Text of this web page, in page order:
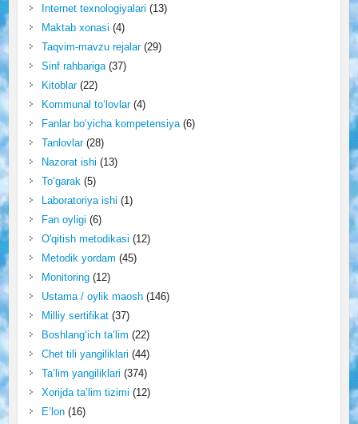
Internet texnologiyalari (13)
Maktab xonasi (4)
Taqvim-mavzu rejalar(29)
Sinf rahbariga(37)
Kitoblar(22)
Kommunal to‘lovlar(4)
Fanlar bo‘yicha kompetensiya(6)
Tanlovlar(28)
Nazorat ishi (13)
To‘garak(5)
Laboratoriya ishi (1)
Fan oyligi (6)
O'qitish metodikasi (12)
Metodik yordam (45)
Monitoring(12)
Ustama / oylik maosh(146)
Milliy sertifikat(37)
Boshlang‘ich ta’lim (22)
Chet tili yangiliklari (44)
Ta’lim yangiliklari (374)
Xorijda ta’lim tizimi (12)
E’lon(16)